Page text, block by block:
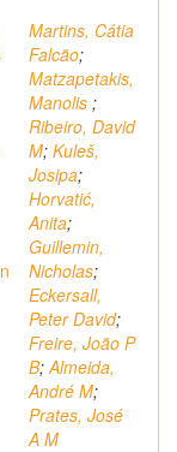
Martins, Cátia
Falcão;
Matzapetakis,
Manolis ;
Ribeiro, David
M; Kuleš,
Josipa;
Horvatić,
Anita;
Guillemin,
Nicholas;
Eckersall,
Peter David;
Freire, João P
B;Almeida,
André M;
Prates, José
A M